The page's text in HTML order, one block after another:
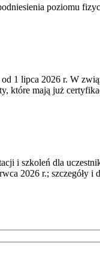
poziomu
1 lipca 2026 r. W
które mają już
i szkoleń dla
2026 r.; szczegóły i